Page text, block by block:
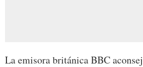
La emisora británica BBC